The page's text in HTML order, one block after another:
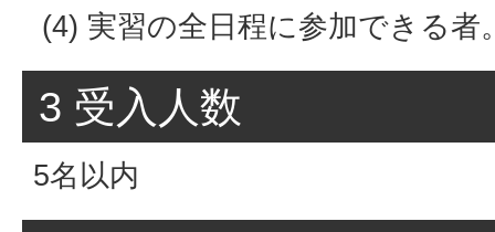
(4) 実習の全日程に参加できる者
3 受入人数
5名以内